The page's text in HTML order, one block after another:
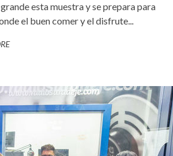
esta muestra y se prepara para
el buen comer y el disfrute...